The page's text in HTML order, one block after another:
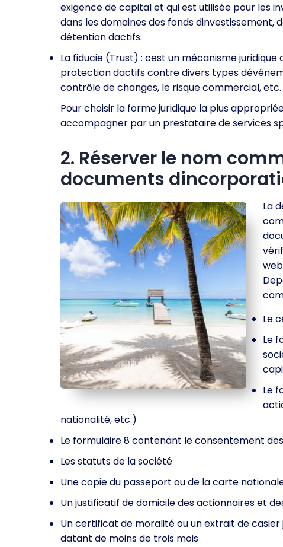
exigence de capital et qui est utilisée pour les
dans les domaines des fonds
détention dactifs.
La fiducie (Trust) : cest un mécanisme
protection dactifs contre divers types
contrôle de changes, le risque commercial, etc.
Pour choisir la forme juridique la plus
accompagner par un prestataire de services
2. Réserver le nom
documents
La
Le
Le
Le
nationalité, etc.)
Le formulaire 8 contenant le consentement
Les statuts de la société
Une copie du passeport ou de la carte
Un justificatif de domicile des actionnaires et
Un certificat de moralité ou un extrait de
datant de moins de trois mois